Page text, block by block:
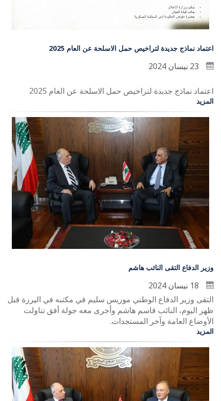
اعتماد نماذج جديدة لتراخيص حمل الاسلحة عن العام 2025
اعتماد نماذج جديدة لتراخيص حمل الاسلحة عن العام 2025
المزيد
وزير الدفاع التقى النائب هاشم
التقى وزير الدفاع الوطني موريس سليم في مكتبه في اليرزة قبل
ظهر اليوم، النائب قاسم هاشم وأجرى معه جولة أفق تناولت
الأوضاع العامة وآخر المستجدات.
المزيد